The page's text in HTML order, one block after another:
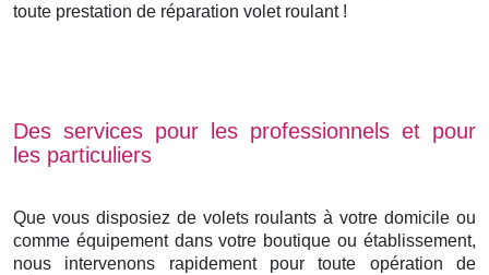
toute prestation de réparation volet roulant !
Des services pour les professionnels et pour
les particuliers
Que vous disposiez de volets roulants à votre domicile ou
comme équipement dans votre boutique ou établissement,
nous intervenons rapidement pour toute opération de